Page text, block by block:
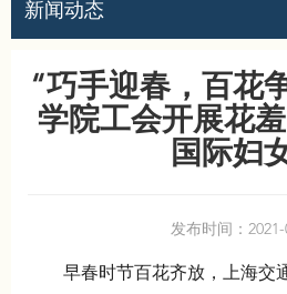
新闻动态
“巧手迎春，百
学院工会开展花
国际妇
发布时间：2021-
早春时节百花齐放，上海交